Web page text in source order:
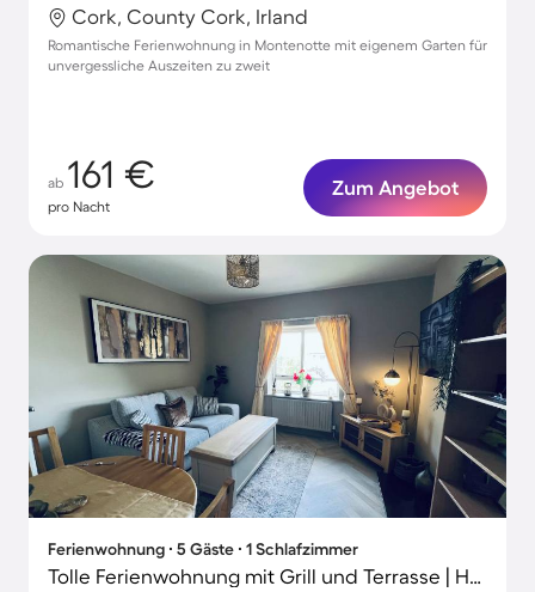
Cork, County Cork, Irland
Romantische Ferienwohnung in Montenotte mit eigenem Garten für
unvergessliche Auszeiten zu zweit
ab 161 €
pro Nacht
Zum Angebot
Ferienwohnung ∙ 5 Gäste ∙ 1 Schlafzimmer
Tolle Ferienwohnung mit Grill und Terrasse | Haustierfreundlich